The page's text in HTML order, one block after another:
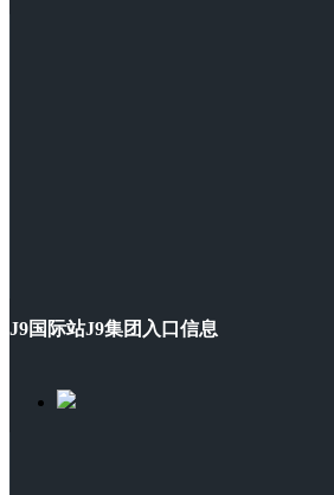
J9国际站J9集团入口信息